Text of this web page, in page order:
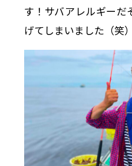
す！サバアレルギーだ
げてしまいました（笑）